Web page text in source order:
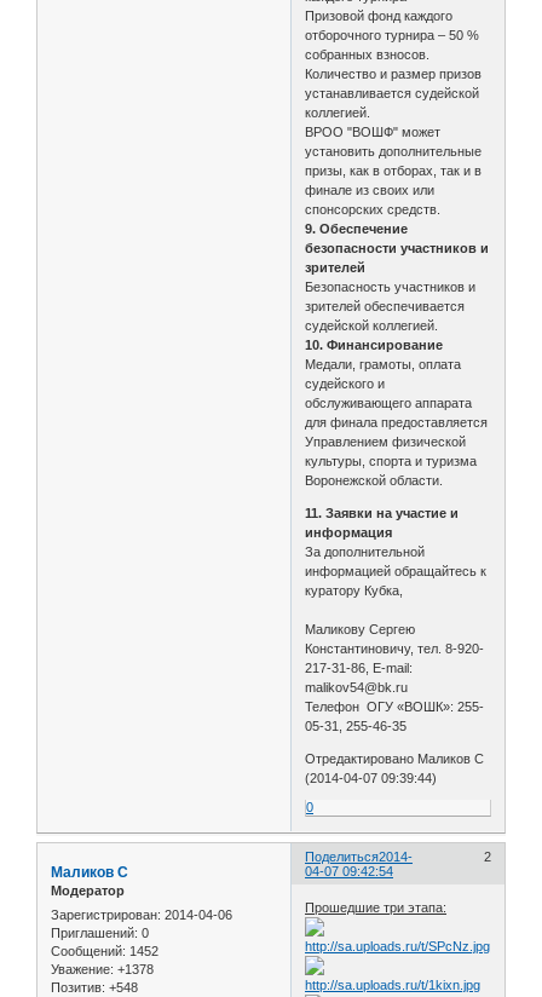
Призовой фонд каждого
отборочного турнира – 50 %
собранных взносов.
Количество и размер призов
устанавливается судейской
коллегией.
ВРОО "ВОШФ" может
установить дополнительные
призы, как в отборах, так и в
финале из своих или
спонсорских средств.
9. Обеспечение
безопасности участников и
зрителей
Безопасность участников и
зрителей обеспечивается
судейской коллегией.
10. Финансирование
Медали, грамоты, оплата
судейского и
обслуживающего аппарата
для финала предоставляется
Управлением физической
культуры, спорта и туризма
Воронежской области.
11. Заявки на участие и
информация
За дополнительной
информацией обращайтесь к
куратору Кубка,
Маликову Сергею
Константиновичу, тел. 8-920-
217-31-86, E-mail:
malikov54@bk.ru
Телефон ОГУ «ВОШК»: 255-
05-31, 255-46-35
Отредактировано Маликов С
(2014-04-07 09:39:44)
0
Поделиться 2
2014-
04-07 09:42:54
Маликов С
Модератор
Зарегистрирован: 2014-04-06
Приглашений: 0
Сообщений: 1452
Уважение: +1378
Позитив: +548
Прошедшие три этапа: